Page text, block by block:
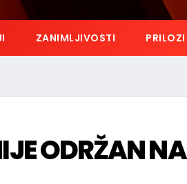
ZANIMLJIVOSTI PRILOZI
ODRŽAN NA